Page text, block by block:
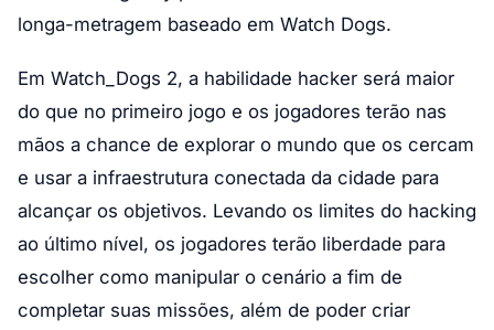
longa-metragem baseado em Watch Dogs.
Em Watch_Dogs 2, a habilidade hacker será maior
do que no primeiro jogo e os jogadores terão nas
mãos a chance de explorar o mundo que os cercam
e usar a infraestrutura conectada da cidade para
alcançar os objetivos. Levando os limites do hacking
ao último nível, os jogadores terão liberdade para
escolher como manipular o cenário a fim de
completar suas missões, além de poder criar